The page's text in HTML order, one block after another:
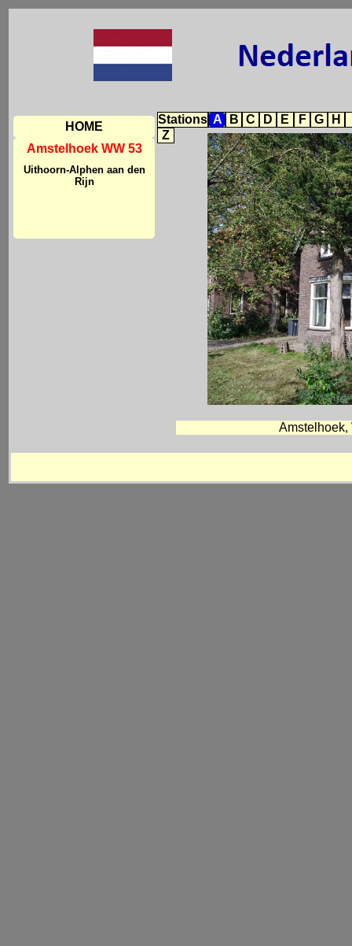
HOME
Amstelhoek WW 53
Uithoorn-Alphen aan den
Rijn
Stations A B C D E F G H
Z
Amstelhoek,